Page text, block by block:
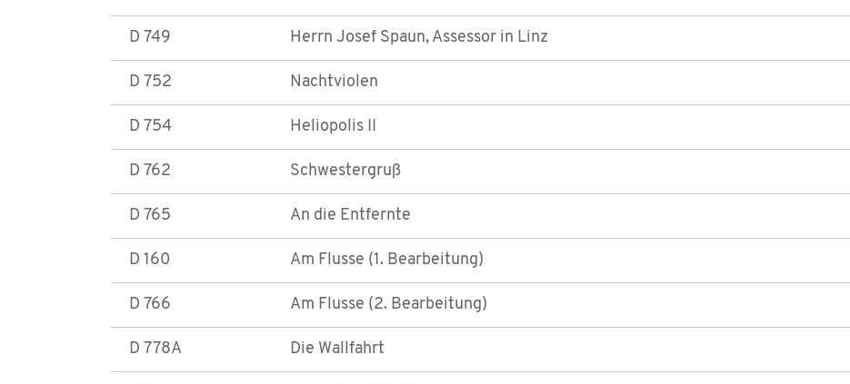
D 749 Herrn Josef Spaun, Assessor in Linz
D 752 Nachtviolen
D 754 Heliopolis II
D 762 Schwestergruß
D 765 An die Entfernte
D 160 Am Flusse (1. Bearbeitung)
D 766 Am Flusse (2. Bearbeitung)
D 778A Die Wallfahrt